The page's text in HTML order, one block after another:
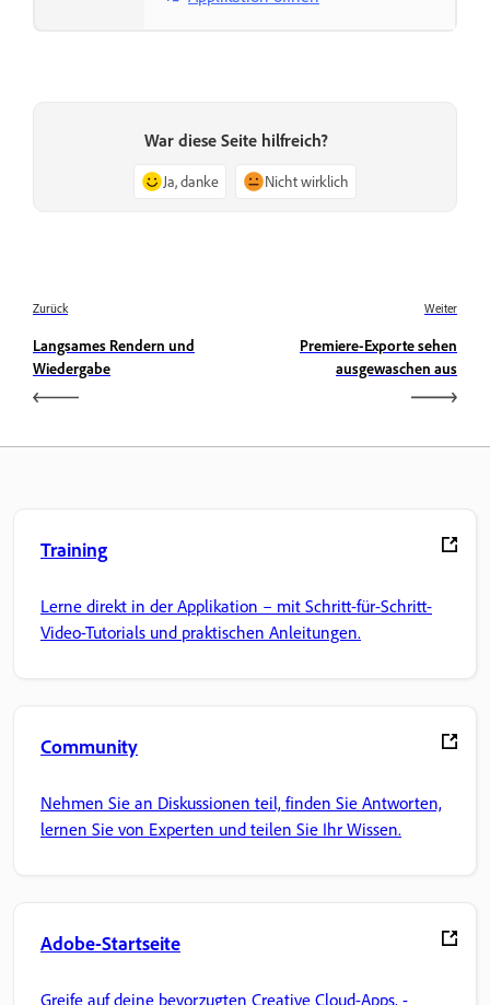
War diese Seite hilfreich?
Ja, danke Nicht wirklich
Zurück
Langsames Rendern und
Wiedergabe
Weiter
Premiere-Exporte sehen
ausgewaschen aus
Training
Lerne direkt in der Applikation – mit Schritt-für-Schritt-
Video-Tutorials und praktischen Anleitungen.
Community
Nehmen Sie an Diskussionen teil, finden Sie Antworten,
lernen Sie von Experten und teilen Sie Ihr Wissen.
Adobe-Startseite
Greife auf deine bevorzugten Creative Cloud-Apps, -